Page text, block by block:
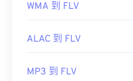
WMA 到 FLV
ALAC 到 FLV
MP3 到 FLV